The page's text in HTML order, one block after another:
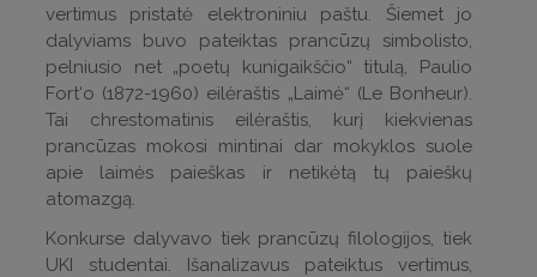
vertimus pristatė elektroniniu paštu. Šiemet jo
dalyviams buvo pateiktas prancūzų simbolisto,
pelniusio net „poetų kunigaikščio“ titulą, Paulio
Fort‘o (1872-1960) eilėraštis „Laimė“ (Le Bonheur).
Tai chrestomatinis eilėraštis, kurį kiekvienas
prancūzas mokosi mintinai dar mokyklos suole
apie laimės paieškas ir netikėtą tų paieškų
atomazgą.
Konkurse dalyvavo tiek prancūzų filologijos, tiek
UKI studentai. Išanalizavus pateiktus vertimus,